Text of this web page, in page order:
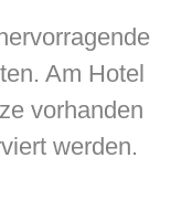
Am Hotel
vorhanden
werden.